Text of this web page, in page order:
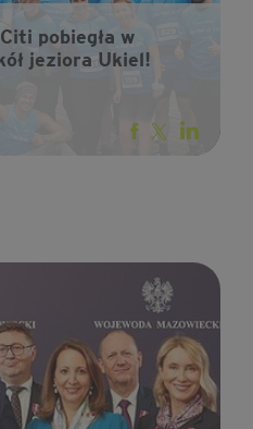
pobiegła w
jeziora Ukiel!